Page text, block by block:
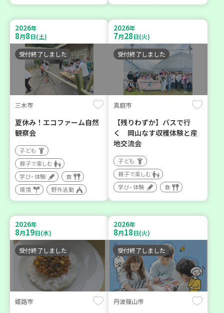
2026年
8月8日(土)
受付終了しました
三木市
夏休み！エコファーム自然
観察会
子ども
親子で楽しむ
学び・体験
食
環境
野外活動
2026年
7月28日(火)
受付終了しました
真庭市
【残りわずか】バスで行
く 岡山なす収穫体験と産
地交流会
子ども
親子で楽しむ
学び・体験
食
2026年
8月19日(水)
受付終了しました
姫路市
2026年
8月18日(火)
受付終了しました
丹波篠山市